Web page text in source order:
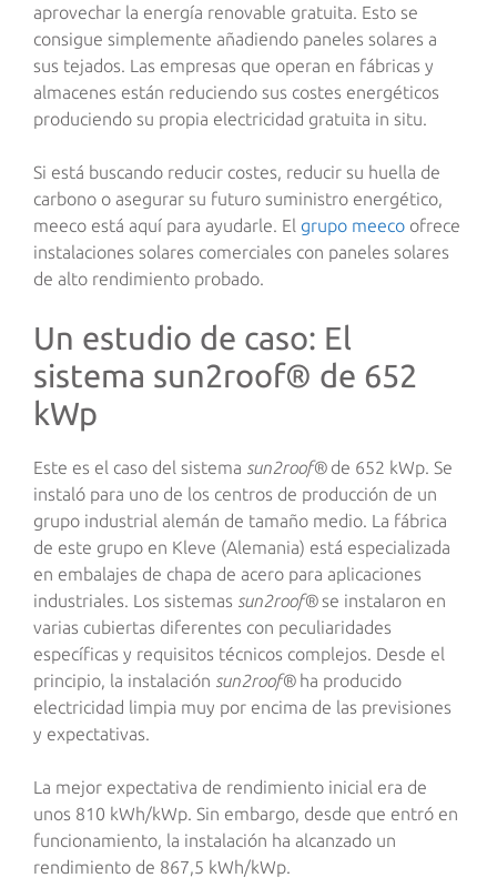
aprovechar la energía renovable gratuita. Esto se
consigue simplemente añadiendo paneles solares a
sus tejados. Las empresas que operan en fábricas y
almacenes están reduciendo sus costes energéticos
produciendo su propia electricidad gratuita in situ.
Si está buscando reducir costes, reducir su huella de
carbono o asegurar su futuro suministro energético,
meeco está aquí para ayudarle. El grupo meeco ofrece
instalaciones solares comerciales con paneles solares
de alto rendimiento probado.
Un estudio de caso: El
sistema sun2roof® de 652
kWp
Este es el caso del sistema sun2roof®de 652 kWp. Se
instaló para uno de los centros de producción de un
grupo industrial alemán de tamaño medio. La fábrica
de este grupo en Kleve (Alemania) está especializada
en embalajes de chapa de acero para aplicaciones
industriales. Los sistemas sun2roof®se instalaron en
varias cubiertas diferentes con peculiaridades
específicas y requisitos técnicos complejos. Desde el
principio, la instalación sun2roof®ha producido
electricidad limpia muy por encima de las previsiones
y expectativas.
La mejor expectativa de rendimiento inicial era de
unos 810 kWh/kWp. Sin embargo, desde que entró en
funcionamiento, la instalación ha alcanzado un
rendimiento de 867,5 kWh/kWp.